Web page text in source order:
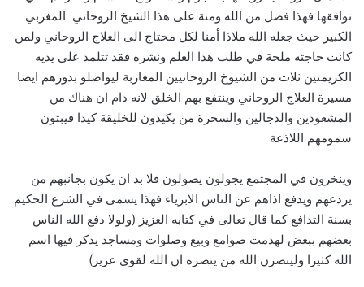
توافقها فهذا فضل من الله ومنة على هذا الشيخ الروحاني المغربي
الكبير حيث جعله الله ملاذا أمنا لكل محتاج الى العلاج الروحاني ولمن
كانت حاجته ملحة في طلب هذا العلم ونشره فقد تتلمذ على يديه
الكريمتين ثلات من الشيوخ الروحانيين المغاربة ليواصلو بدورهم ايضا
مسيرة العلاج الروحاني وينتفع بهم الخلق لانه دام ان هناك من
المشعوذين والدجالين والسحرة من يكيدون للخليقة كيدا فيبثون
سمومهم اللاذعة
وينخرون في المجتمع يجولون يصولون فلا بد ان يكون بجانبهم من
يردعهم ويدفع اذاهم عن الناس الابرياء فهذا يسمى في الشرع الحكيم
بسنة التدافع كما قال تعالى في كتابه العزيز (ولولا دفع الله الناس
بعضهم ببعض لهدمت صوامع وبيع وصلوات ومساجد يذكر فيها اسم
الله كثيرا ولينصرن الله من ينصره ان الله لقوي عزيز)